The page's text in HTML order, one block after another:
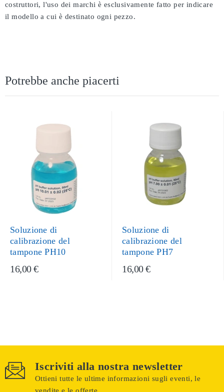
costruttori, l'uso dei marchi è esclusivamente fatto per indicare
il modello a cui è destinato ogni pezzo.
Potrebbe anche piacerti
Soluzione di
calibrazione del
tampone PH10
16,00 €
Soluzione di
calibrazione del
tampone PH7
16,00 €
Iscriviti alla nostra newsletter
Ottieni tutte le ultime informazioni sugli eventi, le